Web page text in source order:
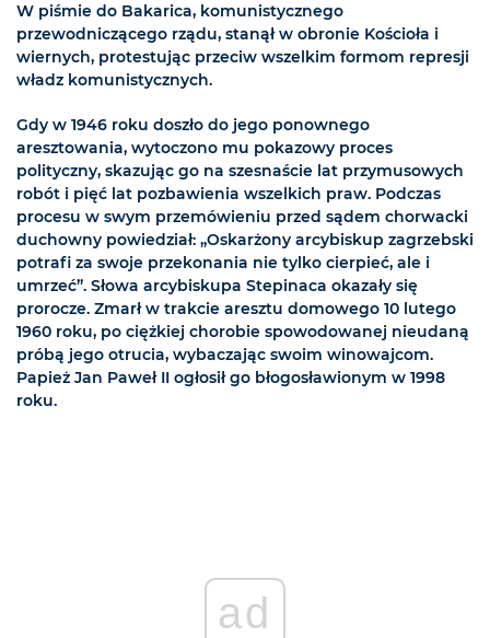
W piśmie do Bakarica, komunistycznego
przewodniczącego rządu, stanął w obronie Kościoła i
wiernych, protestując przeciw wszelkim formom represji
władz komunistycznych.
Gdy w 1946 roku doszło do jego ponownego
aresztowania, wytoczono mu pokazowy proces
polityczny, skazując go na szesnaście lat przymusowych
robót i pięć lat pozbawienia wszelkich praw. Podczas
procesu w swym przemówieniu przed sądem chorwacki
duchowny powiedział: „Oskarżony arcybiskup zagrzebski
potrafi za swoje przekonania nie tylko cierpieć, ale i
umrzeć”. Słowa arcybiskupa Stepinaca okazały się
prorocze. Zmarł w trakcie aresztu domowego 10 lutego
1960 roku, po ciężkiej chorobie spowodowanej nieudaną
próbą jego otrucia, wybaczając swoim winowajcom.
Papież Jan Paweł II ogłosił go błogosławionym w 1998
roku.
ad